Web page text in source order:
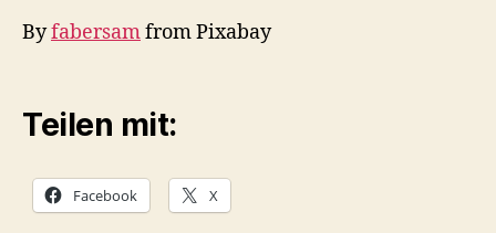
Byfabersamfrom Pixabay
Teilen mit:
Facebook X